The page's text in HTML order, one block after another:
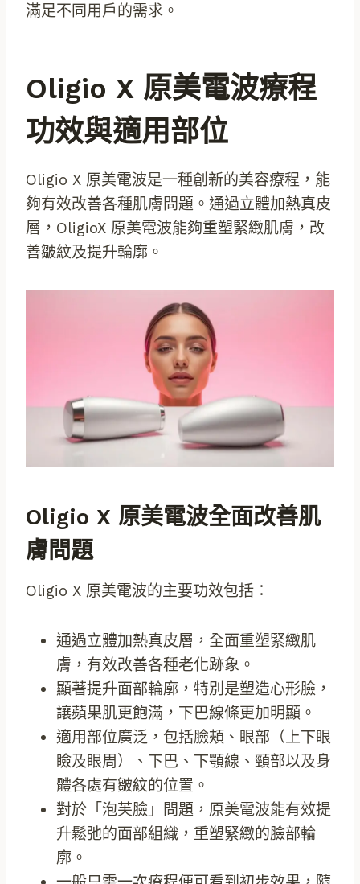
滿足不同用戶的需求。
Oligio X 原美電波療程
功效與適用部位
Oligio X 原美電波是一種創新的美容療程，能
夠有效改善各種肌膚問題。通過立體加熱真皮
層，OligioX 原美電波能夠重塑緊緻肌膚，改
善皺紋及提升輪廓。
Oligio X 原美電波全面改善肌
膚問題
Oligio X 原美電波的主要功效包括：
通過立體加熱真皮層，全面重塑緊緻肌
膚，有效改善各種老化跡象。
顯著提升面部輪廓，特別是塑造心形臉，
讓蘋果肌更飽滿，下巴線條更加明顯。
適用部位廣泛，包括臉頰、眼部（上下眼
瞼及眼周）、下巴、下顎線、頸部以及身
體各處有皺紋的位置。
對於「泡芙臉」問題，原美電波能有效提
升鬆弛的面部組織，重塑緊緻的臉部輪
廓。